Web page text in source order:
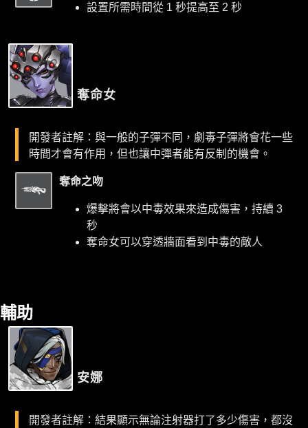
設置所需時間從 1 秒提高至 2 秒
奪命女
開發者註解：與一般的子彈不同，劇毒子彈將會花一些
時間才會有作用，但也讓中彈者能有反制的機會。
奪命之吻
爆擊將會以中毒效果來造成傷害，持續 3
秒
奪命女可以穿透牆面看到中毒的敵人
輔助
安娜
開發者註解：結果顯示無論注射器打了多少傷害，都沒